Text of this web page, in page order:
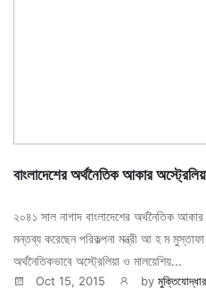
বাংলাদেশের অর্থনৈতিক আকার
২০৪১ সাল নাগাদ বাংলাদেশের অর্থনৈতিক আকার
মন্তব্য করেছেন পরিকল্পনা মন্ত্রী আ হ ম
অর্থনৈতিকভাবে অস্ট্রেলিয়া ও মালয়েশিয়...
Oct 15, 2015 by